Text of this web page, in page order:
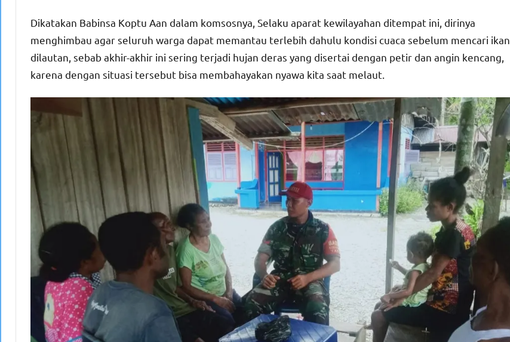
Dikatakan Babinsa Koptu Aan dalam komsosnya, Selaku aparat kewilayahan ditempat ini, dirinya
menghimbau agar seluruh warga dapat memantau terlebih dahulu kondisi cuaca sebelum mencari ikan
dilautan, sebab akhir-akhir ini sering terjadi hujan deras yang disertai dengan petir dan angin kencang,
karena dengan situasi tersebut bisa membahayakan nyawa kita saat melaut.